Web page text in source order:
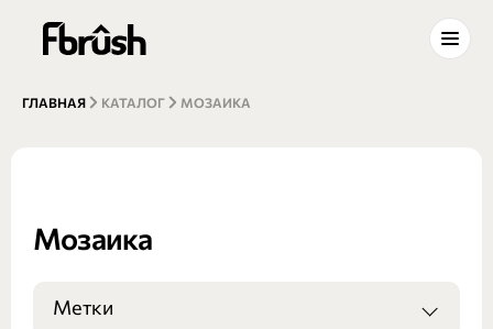
ГЛАВНАЯ КАТАЛОГ МОЗАИКА
Мозаика
Метки